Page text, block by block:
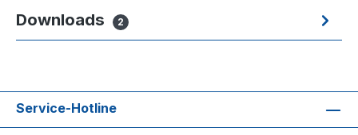
Downloads
2
Service-Hotline